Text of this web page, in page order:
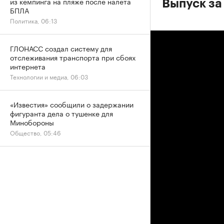
Выпуск
БПЛА
Политика, 06:13
ГЛОНАСС создал систему для
отслеживания транспорта при сбоях
интернета
Технологии и медиа, 06:03
«Известия» сообщили о задержании
фигуранта дела о тушенке для
Минобороны
Общество, 05:46